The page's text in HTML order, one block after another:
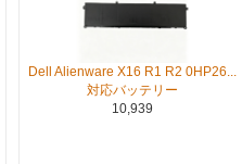
Dell Alienware X16 R1 R2 0HP26...
対応バッテリー
10,939